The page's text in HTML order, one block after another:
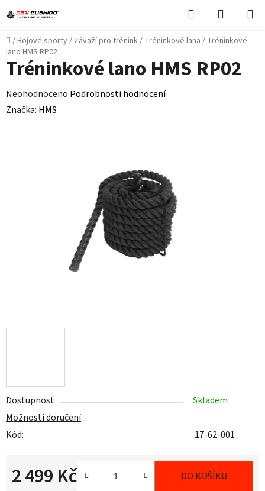
na
obsah
Hledat
KOŠÍK
Domů
/Bojové sporty/Závaží pro trénink/Tréninkové lana/ Tréninkové
lano HMS RP02
Dostupnost
Skladem
Možnosti doručení
Kód:
17-62-001
2 499 Kč DO KOŠÍKU
Tréninkové lano HMS RP02
Průměrné
hodnocení
Neohodnoceno Podrobnosti hodnocení
Značka: HMS